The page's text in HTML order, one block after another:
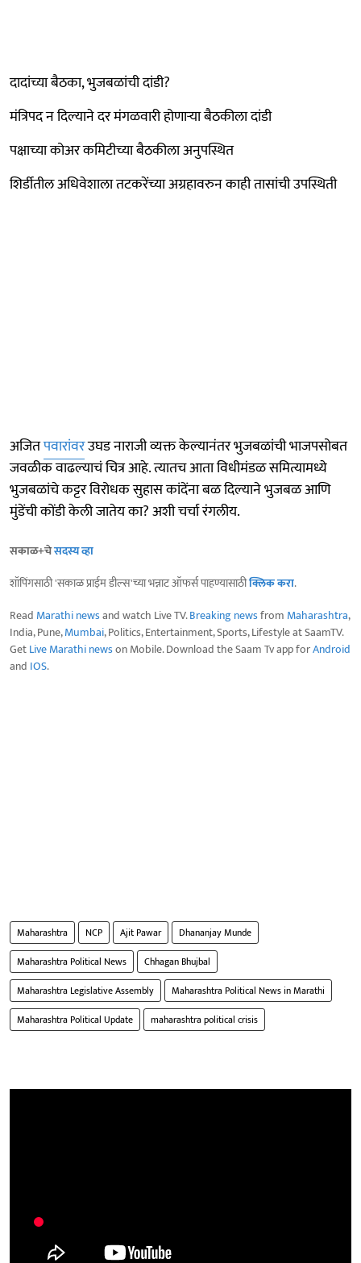
दादांच्या बैठका, भुजबळांची दांडी?
मंत्रिपद न दिल्याने दर मंगळवारी होणाऱ्या बैठकीला दांडी
पक्षाच्या कोअर कमिटीच्या बैठकीला अनुपस्थित
शिर्डीतील अधिवेशाला तटकरेंच्या अग्रहावरुन काही तासांची उपस्थिती
अजितपवारांवरउघड नाराजी व्यक्त केल्यानंतर भुजबळांची भाजपसोबत
जवळीक वाढल्याचं चित्र आहे. त्यातच आता विधीमंडळ समित्यामध्ये
भुजबळांचे कट्टर विरोधक सुहास कांदेंना बळ दिल्याने भुजबळ आणि
मुंडेंची कोंडी केली जातेय का? अशी चर्चा रंगलीय.
सकाळ+चेसदस्य व्हा
शॉपिंगसाठी 'सकाळ प्राईम डील्स'च्या भन्नाट ऑफर्स पाहण्यासाठीक्लिक करा.
Read Marathi newsand watch Live TV.Breaking newsfrom Maharashtra,
India, Pune,Mumbai, Politics, Entertainment, Sports, Lifestyle at SaamTV.
GetLive Marathi newson Mobile. Download the Saam Tv app forAndroid
and IOS.
Maharashtra NCP Ajit Pawar
Dhananjay Munde
Maharashtra Political News
Chhagan Bhujbal
Maharashtra Legislative Assembly
Maharashtra Political News in Marathi
Maharashtra Political Update
maharashtra political crisis